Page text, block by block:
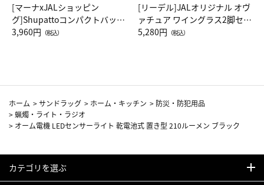
[マーナxJALショッピン
グ]Shupattoコンパクトバッグ
Drop JAL客室乗務員（LC）ス
3,960円 （税込）
[リーデル]JALオリジナル オヴ
ァチュア ワイングラス2脚セッ
ト（レッドワイン）
5,280円 （税込）
ホーム >サンドラッグ > ホーム・キッチン > 防災・防犯用品
>蝋燭・ライト・ラジオ
> オーム電機 LEDセンサーライト 乾電池式 置き型 210ルーメン ブラック
カテゴリを選ぶ